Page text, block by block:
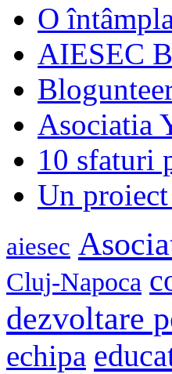
O
AIESEC
Asociatia
10 sfaturi
Un
aiesec
Cluj-Napoca
dezvoltare
echipa